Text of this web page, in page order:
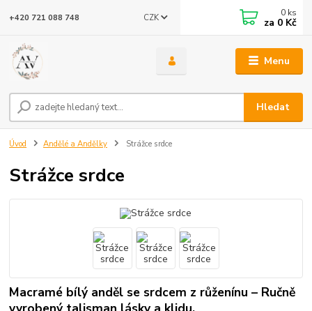
Menu
CZK
Hledat
+420 721 088 748 0 ks
za 0 Kč
Úvod Andělé a Andělky Strážce srdce
Strážce srdce
Macramé bílý anděl se srdcem z růženínu – Ručně